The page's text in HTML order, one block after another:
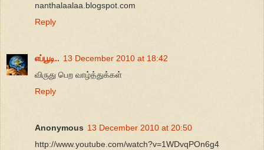
nanthalaalaa.blogspot.com
Reply
எப்பூடி.. 13 December 2010 at 18:42
விருது பெற வாழ்த்துக்கள்
Reply
Anonymous 13 December 2010 at 20:50
http://www.youtube.com/watch?v=1WDvqPOn6g4